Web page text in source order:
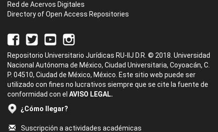
Red de Acervos Digitales
Directory of Open Access Repositories
Repositorio Universitario Jurídicas RU-IIJ D.R. © 2018. Universidad
Nacional Autónoma de México, Ciudad Universitaria, Coyoacán, C.
P. 04510, Ciudad de México, México. Este sitio web puede ser
utilizado con fines no lucrativos siempre que se cite la fuente de
conformidad con el AVISO LEGAL.
¿Cómo llegar?
Suscripción a actividades académicas